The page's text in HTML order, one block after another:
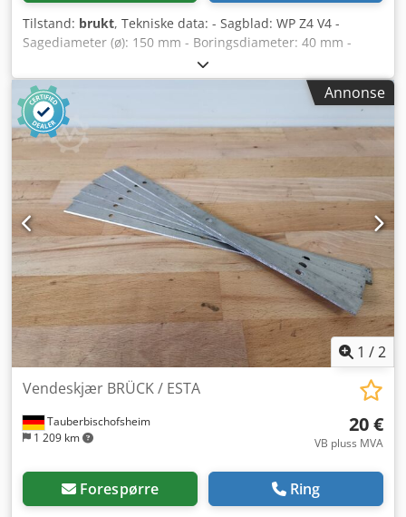
Tilstand: brukt, Tekniske data: - Sagblad: WP Z4 V4 -
Sagediameter (ø): 150 mm - Boringsdiameter: 40 mm -
Merking: BG-test - Lengde: 51 mm Dodpfx Aszrynpoqpjck -
Materiale: Stål
Annonse
1 /2
Tauberbischofsheim
1 209 km
Vendeskjær BRÜCK / ESTA
20 €
VB pluss MVA
Forespørre Ring